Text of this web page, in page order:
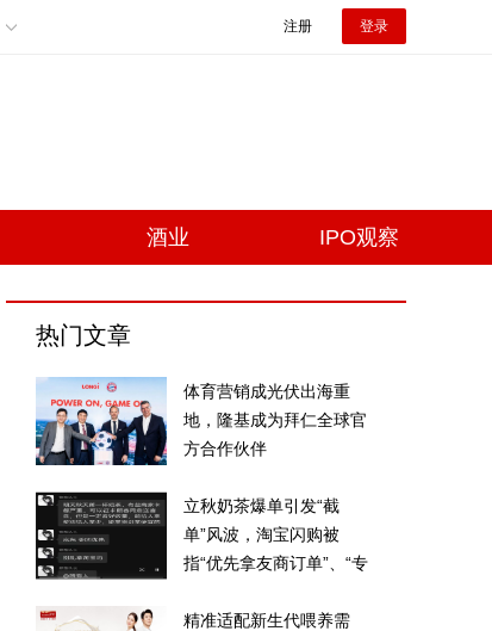
注册 登录
酒业 IPO观察
热门文章
体育营销成光伏出海重
地，隆基成为拜仁全球官
方合作伙伴
立秋奶茶爆单引发“截
单”风波，淘宝闪购被
指“优先拿友商订单”、“专
精准适配新生代喂养需